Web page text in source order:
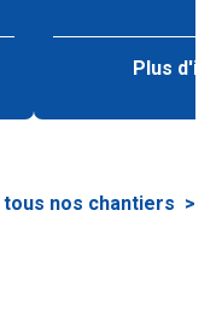
Plus
nos chantiers